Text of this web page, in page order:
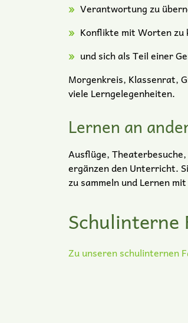
Verantwortung zu
Konflikte mit Worten zu
und sich als Teil einer
Morgenkreis, Klassenrat,
viele Lerngelegenheiten.
Lernen an
Ausflüge,
ergänzen den Unterricht.
zu sammeln und Lernen
Schulinterne
Zu unseren schulinternen